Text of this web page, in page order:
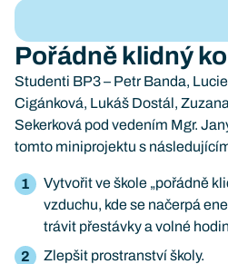
Pořádně klidný
Studenti BP3 – Petr Banda,
Cigánková, Lukáš Dostál,
Sekerková pod vedením Mgr.
tomto miniprojektu s
Vytvořit ve škole „pořádně
vzduchu, kde se načerpá
trávit přestávky a volné
Zlepšit prostranství školy.